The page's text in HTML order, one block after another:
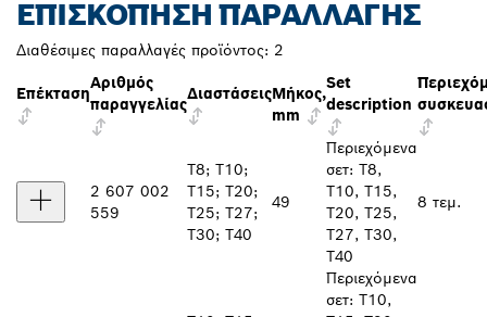
ΕΠΙΣΚΌΠΗΣΗ ΠΑΡΑΛΛΑΓΉΣ
Διαθέσιμες παραλλαγές προϊόντος: 2
Επέκταση
Αριθμός
παραγγελίας
ΔιαστάσειςΜήκος,
mm
Set
description
2 607 002
559
T8; T10;
T15; T20;
T25; T27;
T30; T40
49
Περιεχόμενα
σετ: T8,
T10, T15,
T20, T25,
T27, T30,
T40
8 τεμ.
Περιεχόμενα
σετ: T10,